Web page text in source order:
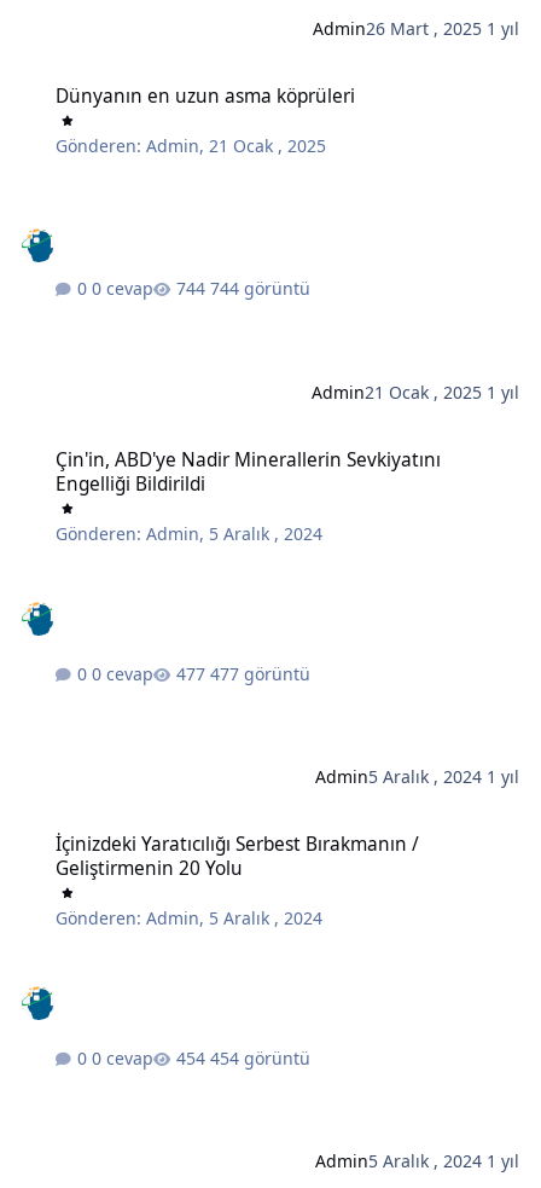
Admin26 Mart , 2025 1 yıl
Dünyanın en uzun asma köprüleri
Gönderen:Admin,21 Ocak , 2025
0 cevap 744 görüntü
Admin21 Ocak , 2025 1 yıl
Çin'in, ABD'ye Nadir Minerallerin Sevkiyatını
Engelliği Bildirildi
Gönderen:Admin, 5 Aralık , 2024
0 cevap 477 görüntü
Admin5 Aralık , 2024 1 yıl
İçinizdeki Yaratıcılığı Serbest Bırakmanın /
Geliştirmenin 20 Yolu
Gönderen:Admin, 5 Aralık , 2024
0 cevap 454 görüntü
Admin5 Aralık , 2024 1 yıl